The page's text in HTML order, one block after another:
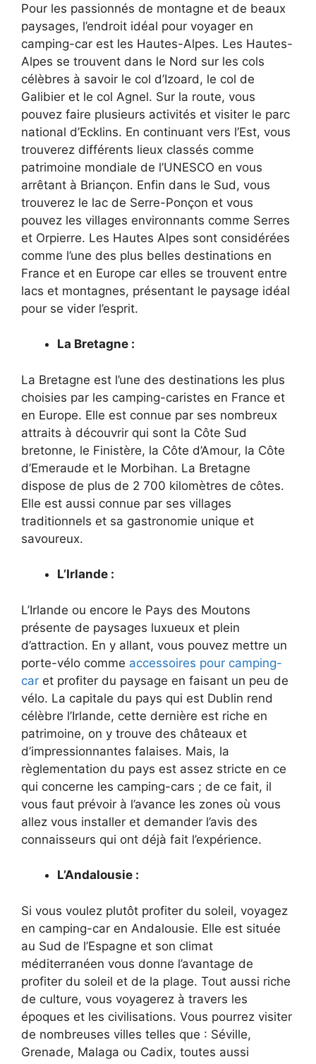
Pour les passionnés de montagne et de beaux
paysages, l’endroit idéal pour voyager en
camping-car est les Hautes-Alpes. Les Hautes-
Alpes se trouvent dans le Nord sur les cols
célèbres à savoir le col d’Izoard, le col de
Galibier et le col Agnel. Sur la route, vous
pouvez faire plusieurs activités et visiter le parc
national d’Ecklins. En continuant vers l’Est, vous
trouverez différents lieux classés comme
patrimoine mondiale de l’UNESCO en vous
arrêtant à Briançon. Enfin dans le Sud, vous
trouverez le lac de Serre-Ponçon et vous
pouvez les villages environnants comme Serres
et Orpierre. Les Hautes Alpes sont considérées
comme l’une des plus belles destinations en
France et en Europe car elles se trouvent entre
lacs et montagnes, présentant le paysage idéal
pour se vider l’esprit.
La Bretagne :
La Bretagne est l’une des destinations les plus
choisies par les camping-caristes en France et
en Europe. Elle est connue par ses nombreux
attraits à découvrir qui sont la Côte Sud
bretonne, le Finistère, la Côte d’Amour, la Côte
d’Emeraude et le Morbihan. La Bretagne
dispose de plus de 2 700 kilomètres de côtes.
Elle est aussi connue par ses villages
traditionnels et sa gastronomie unique et
savoureux.
L’Irlande :
L’Irlande ou encore le Pays des Moutons
présente de paysages luxueux et plein
d’attraction. En y allant, vous pouvez mettre un
porte-vélo comme accessoires pour camping-
car et profiter du paysage en faisant un peu de
vélo. La capitale du pays qui est Dublin rend
célèbre l’Irlande, cette dernière est riche en
patrimoine, on y trouve des châteaux et
d’impressionnantes falaises. Mais, la
règlementation du pays est assez stricte en ce
qui concerne les camping-cars ; de ce fait, il
vous faut prévoir à l’avance les zones où vous
allez vous installer et demander l’avis des
connaisseurs qui ont déjà fait l’expérience.
L’Andalousie :
Si vous voulez plutôt profiter du soleil, voyagez
en camping-car en Andalousie. Elle est située
au Sud de l’Espagne et son climat
méditerranéen vous donne l’avantage de
profiter du soleil et de la plage. Tout aussi riche
de culture, vous voyagerez à travers les
époques et les civilisations. Vous pourrez visiter
de nombreuses villes telles que : Séville,
Grenade, Malaga ou Cadix, toutes aussi